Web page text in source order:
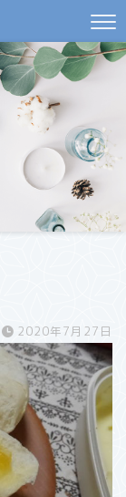
2020年7月27日